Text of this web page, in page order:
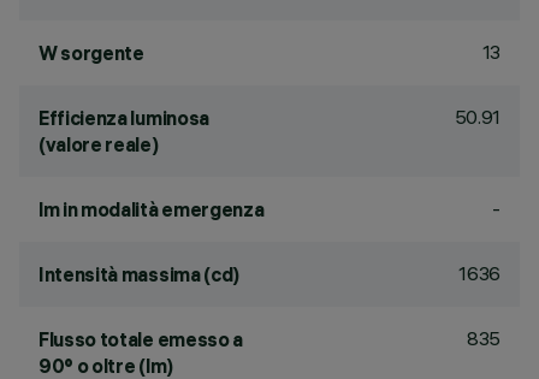
W sorgente 13
Efficienza luminosa
(valore reale)
50.91
lm in modalità emergenza -
Intensità massima (cd) 1636
Flusso totale emesso a
90° o oltre (lm)
835